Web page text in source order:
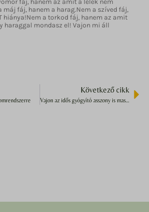
máj fáj, hanem a harag.Nem a szíved fáj,
hiánya!Nem a torkod fáj, hanem az amit
haraggal mondasz el! Vajon mi áll
Következő cikk
Vajon az idős gyógyító asszony is maszírozott?